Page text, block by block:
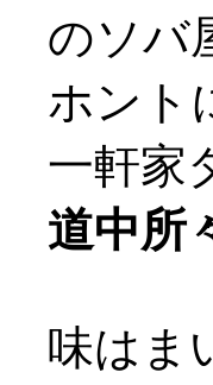
のソバ
ホント
一軒家
道中所
味はま